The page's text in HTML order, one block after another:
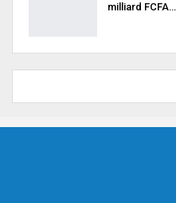
milliard FCFA…